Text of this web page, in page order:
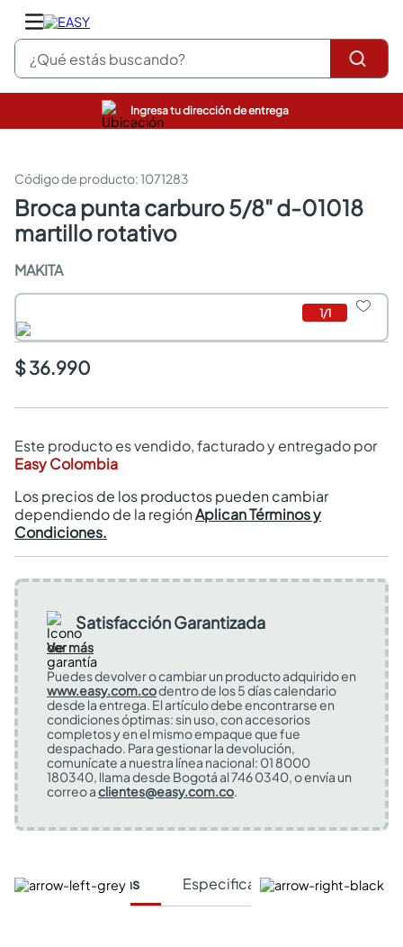
¿Qué estás buscando?
Ingresa tu dirección de entrega
:1071283
broca punta carburo 5/8" d-01018
martillo rotativo
MAKITA
1/1
$ 36.990
Este producto es vendido, facturado y entregado por
Easy Colombia
Los precios de los productos pueden cambiar
dependiendo de la regiónAplican Términos y
Condiciones.
Satisfacción Garantizada
Ver más
Puedes devolver o cambiar un producto adquirido en
www.easy.com.codentro de los 5 días calendario
desde la entrega. El artículo debe encontrarse en
condiciones óptimas: sin uso, con accesorios
completos y en el mismo empaque que fue
despachado. Para gestionar la devolución,
comunícate a nuestra línea nacional: 01 8000
180340, llama desde Bogotá al 746 0340, o envía un
correo aclientes@easy.com.co.
Características Especificaciones Técnicas
pinturas
sanitarios
comedor
escritorio
armarios closet
comedores